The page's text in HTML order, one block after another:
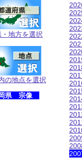
地方を選択
の地点を選択
県 宗像